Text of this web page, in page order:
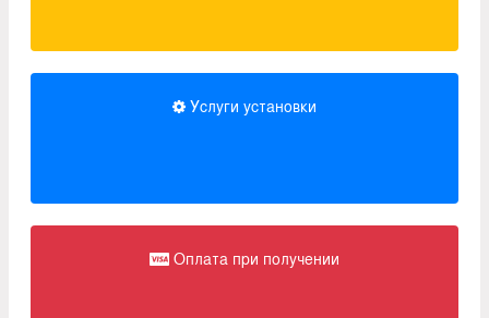
Услуги установки
Оплата при получении